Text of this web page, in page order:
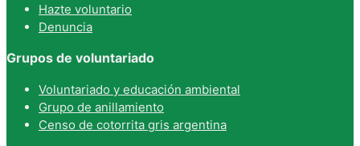
Hazte voluntario
Denuncia
Grupos de voluntariado
Voluntariado y educación ambiental
Grupo de anillamiento
Censo de cotorrita gris argentina